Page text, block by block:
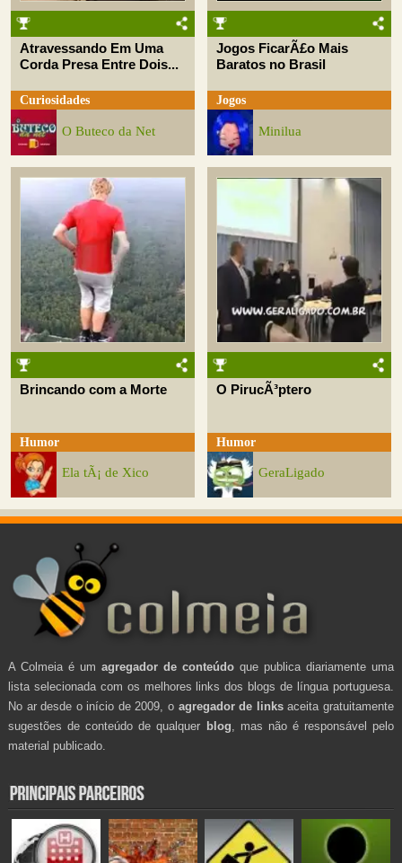
Atravessando Em Uma
Corda Presa Entre Dois...
Curiosidades
O Buteco da Net
Jogos FicarÃ£o Mais
Baratos no Brasil
Jogos
Minilua
Brincando com a Morte
Humor
Ela tÃ¡ de Xico
O PirucÃ³ptero
Humor
GeraLigado
A Colmeia é um agregador de conteúdo que publica diariamente uma
lista selecionada com os melhores links dos blogs de língua portuguesa.
No ar desde o início de 2009, o agregador de linksaceita gratuitamente
sugestões de conteúdo de qualquer blog , mas não é responsável pelo
material publicado.